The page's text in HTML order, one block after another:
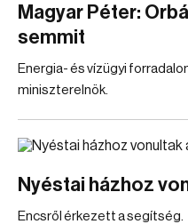
Magyar Péter:
semmit
Energia- és vízügyi
miniszterelnök.
Nyéstai házhoz
Encsről érkezett a segítség.